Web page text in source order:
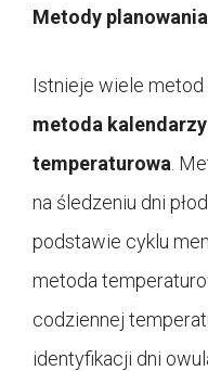
Metody
Istnieje wiele metod
metoda
temperaturowa .
na śledzeniu dni
podstawie cyklu
metoda
codziennej
identyfikacji dni